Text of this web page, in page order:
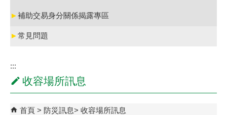
►補助交易身分關係揭露專區
►常見問題
:::
收容場所訊息
首頁 防災訊息 收容場所訊息